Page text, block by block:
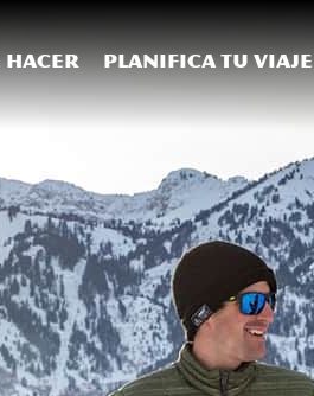
hacer Planifica tu viaje